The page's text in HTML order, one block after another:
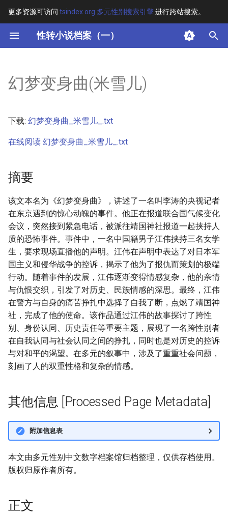
更多资源可访问 tsindex.org 多元性别搜索引擎进行跨站搜索。
性转小说档案（一）
键
开
搜
索
其他信息 [Processed Page
幻梦变身曲(米雪儿)
下载: 幻梦变身曲_米雪儿_.txt
在线阅读 幻梦变身曲_米雪儿_.txt
摘要
该文本名为《幻梦变身曲》，讲述了一名叫李涛的央视记者
在东京遇到的惊心动魄的事件。他正在报道联合国气候变化
会议，突然接到紧急电话，被派往靖国神社报道一起挟持人
质的恐怖事件。事件中，一名中国籍男子江伟挟持三名女学
生，要求现场直播他的声明。江伟在声明中表达了对日本军
国主义和侵华战争的控诉，揭示了他为了报仇而策划的极端
行动。随着事件的发展，江伟逐渐变得情感复杂，他的亲情
与仇恨交织，引发了对历史、民族情感的深思。最终，江伟
在警方与自身的痛苦挣扎中选择了自我了断，点燃了靖国神
社，完成了他的使命。该作品通过江伟的故事探讨了跨性
别、身份认同、历史责任等重要主题，展现了一名跨性别者
在自我认同与社会认同之间的挣扎，同时也是对历史的控诉
与对和平的渴望。在多元的叙事中，涉及了重重社会问题，
刻画了人的双重性格和复杂的情感。
其他信息 [Processed Page Metadata]
附加信息表
本文由多元性别中文数字档案馆归档整理，仅供存档使用。
版权归原作者所有。
正文